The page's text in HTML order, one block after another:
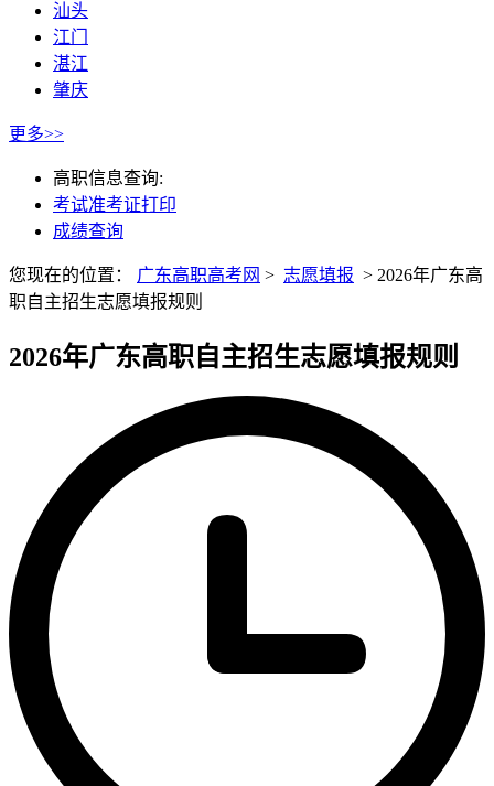
汕头
江门
湛江
肇庆
更多>>
高职信息查询:
考试准考证打印
成绩查询
您现在的位置： 广东高职高考网 > 志愿填报 > 2026年广东高
职自主招生志愿填报规则
2026年广东高职自主招生志愿填报规则